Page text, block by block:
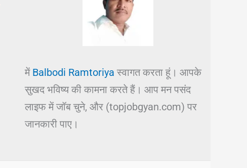
में Balbodi Ramtoriya स्वागत करता हूं। आपके
सुखद भविष्य की कामना करते हैं। आप मन पसंद
लाइफ में जॉब चुने, और (topjobgyan.com) पर
जानकारी पाए।